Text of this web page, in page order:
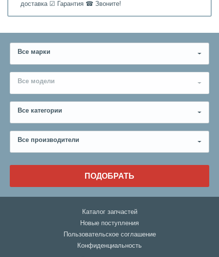
доставка ☑ Гарантия ☎ Звоните!
Все марки
Все модели
Все категории
Все производители
ПОДОБРАТЬ
Каталог запчастей
Новые поступления
Пользовательское соглашение
Конфиденциальность